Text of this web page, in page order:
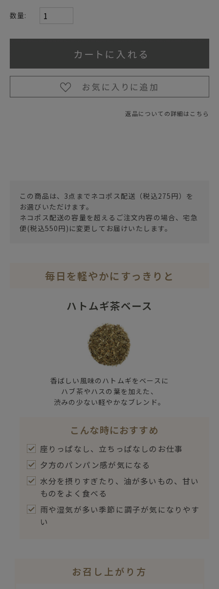
数量:
返品についての詳細はこちら
この商品は、3点までネコポス配送（税込275円）を
お選びいただけます。
ネコポス配送の容量を超えるご注文内容の場合、宅急
便(税込550円)に変更してお届けいたします。
毎日を軽やかにすっきりと
ハトムギ茶ベース
香ばしい風味のハトムギをベースに
ハブ茶やハスの葉を加えた、
渋みの少ない軽やかなブレンド。
こんな時におすすめ
座りっぱなし、立ちっぱなしのお仕事
夕方のパンパン感が気になる
水分を摂りすぎたり、油が多いもの、甘い
ものをよく食べる
雨や湿気が多い季節に調子が気になりやす
い
お召し上がり方